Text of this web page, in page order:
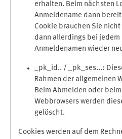
erhalten. Beim nächsten
Anmeldename dann
Cookie brauchen Sie
dann allerdings bei jedem
Anmeldenamen wieder
_pk_id.. / _pk_ses...:
Rahmen der allgemeinen
Beim Abmelden oder
Webbrowsers werden
gelöscht.
Cookies werden auf dem